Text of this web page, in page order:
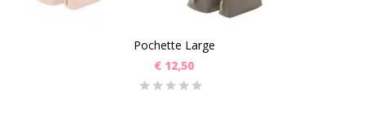
Pochette Large
€ 12,50